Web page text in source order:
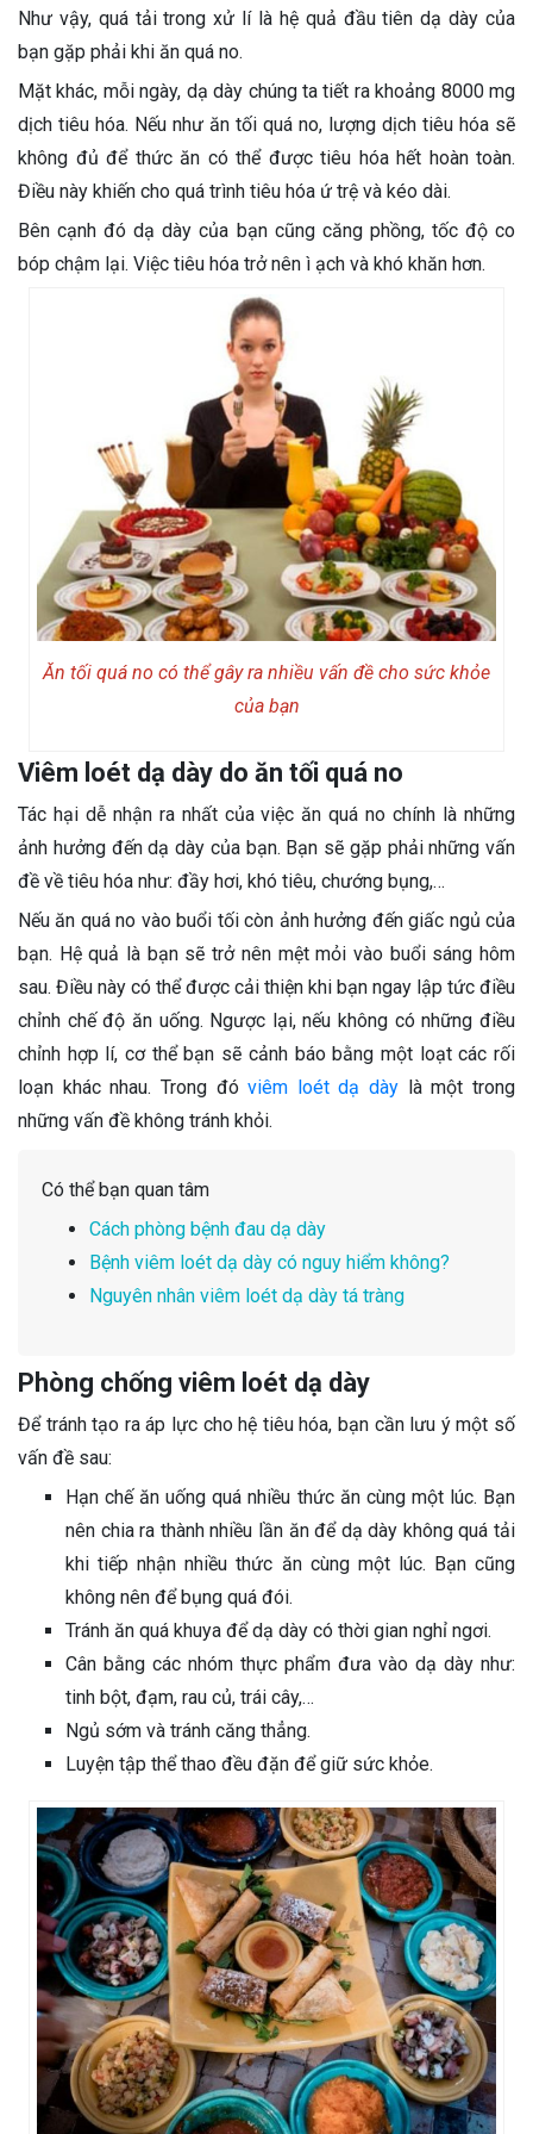
Như vậy, quá tải trong xử lí là hệ quả đầu tiên dạ dày của
bạn gặp phải khi ăn quá no.
Mặt khác, mỗi ngày, dạ dày chúng ta tiết ra khoảng 8000 mg
dịch tiêu hóa. Nếu như ăn tối quá no, lượng dịch tiêu hóa sẽ
không đủ để thức ăn có thể được tiêu hóa hết hoàn toàn.
Điều này khiến cho quá trình tiêu hóa ứ trệ và kéo dài.
Bên cạnh đó dạ dày của bạn cũng căng phồng, tốc độ co
bóp chậm lại. Việc tiêu hóa trở nên ì ạch và khó khăn hơn.
Ăn tối quá no có thể gây ra nhiều vấn đề cho sức khỏe
của bạn
Viêm loét dạ dày do ăn tối quá no
Tác hại dễ nhận ra nhất của việc ăn quá no chính là những
ảnh hưởng đến dạ dày của bạn. Bạn sẽ gặp phải những vấn
đề về tiêu hóa như: đầy hơi, khó tiêu, chướng bụng,…
Nếu ăn quá no vào buổi tối còn ảnh hưởng đến giấc ngủ của
bạn. Hệ quả là bạn sẽ trở nên mệt mỏi vào buổi sáng hôm
sau. Điều này có thể được cải thiện khi bạn ngay lập tức điều
chỉnh chế độ ăn uống. Ngược lại, nếu không có những điều
chỉnh hợp lí, cơ thể bạn sẽ cảnh báo bằng một loạt các rối
loạn khác nhau. Trong đóviêm loét dạ dày là một trong
những vấn đề không tránh khỏi.
Có thể bạn quan tâm
Cách phòng bệnh đau dạ dày
Bệnh viêm loét dạ dày có nguy hiểm không?
Nguyên nhân viêm loét dạ dày tá tràng
Phòng chống viêm loét dạ dày
Để tránh tạo ra áp lực cho hệ tiêu hóa, bạn cần lưu ý một số
vấn đề sau:
Hạn chế ăn uống quá nhiều thức ăn cùng một lúc. Bạn
nên chia ra thành nhiều lần ăn để dạ dày không quá tải
khi tiếp nhận nhiều thức ăn cùng một lúc. Bạn cũng
không nên để bụng quá đói.
Tránh ăn quá khuya để dạ dày có thời gian nghỉ ngơi.
Cân bằng các nhóm thực phẩm đưa vào dạ dày như:
tinh bột, đạm, rau củ, trái cây,…
Ngủ sớm và tránh căng thẳng.
Luyện tập thể thao đều đặn để giữ sức khỏe.